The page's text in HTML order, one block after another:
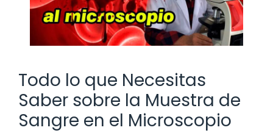
Todo lo que Necesitas
Saber sobre la Muestra de
Sangre en el Microscopio